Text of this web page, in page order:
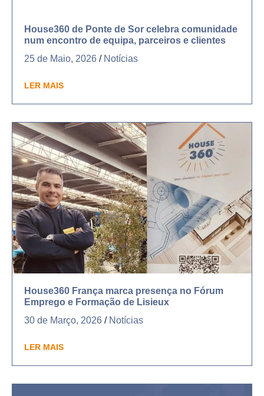
House360 de Ponte de Sor celebra comunidade
num encontro de equipa, parceiros e clientes
25 de Maio, 2026 / Notícias
LER MAIS
House360 França marca presença no Fórum
Emprego e Formação de Lisieux
30 de Março, 2026 / Notícias
LER MAIS